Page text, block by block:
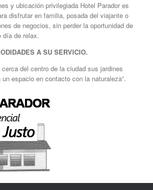
y ubicación privilegiada Hotel Parador es
disfrutar en familia, posada del viajante o
de negocios, sin perder la oportunidad de
día de relax.
A SU SERVICIO.
del centro de la ciudad sus jardines
espacio en contacto con la naturaleza”.